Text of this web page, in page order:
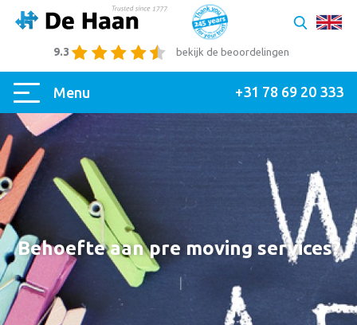
bekijk de beoordelingen
9.3
Menu +31 78 69 20 333
Behoefte aan pre moving services?